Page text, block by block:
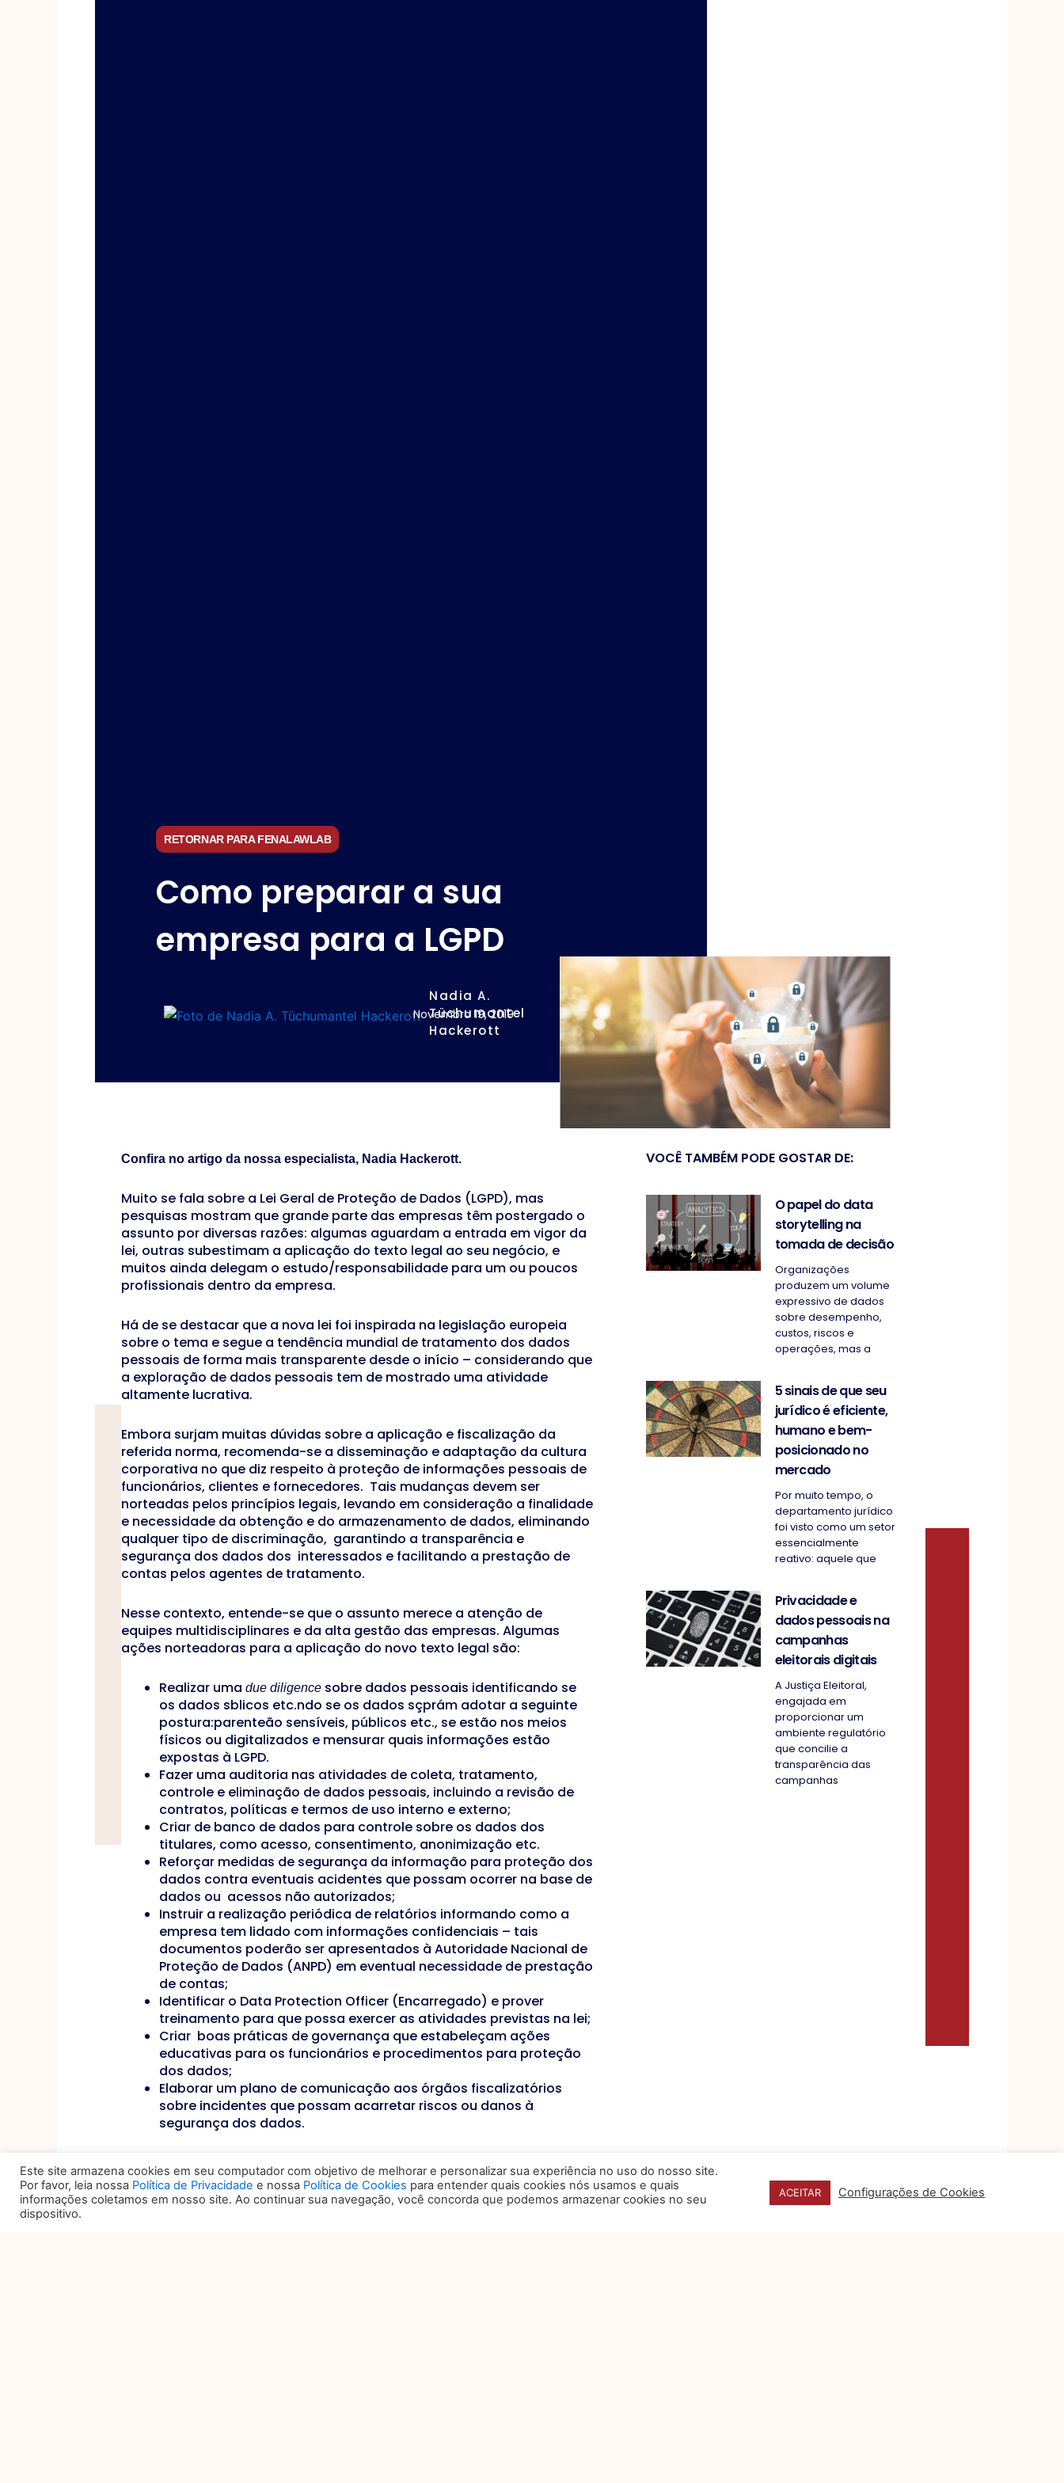
RETORNAR PARA FENALAWLAB
Como preparar a sua
empresa para a LGPD
Nadia A.
Tüchumantel
Hackerott
Novembro 19, 2019
Confira no artigo da nossa especialista, Nadia Hackerott.
Muito se fala sobre a Lei Geral de Proteção de Dados (LGPD), mas
pesquisas mostram que grande parte das empresas têm postergado o
assunto por diversas razões: algumas aguardam a entrada em vigor da
lei, outras subestimam a aplicação do texto legal ao seu negócio, e
muitos ainda delegam o estudo/responsabilidade para um ou poucos
profissionais dentro da empresa.
Há de se destacar que a nova lei foi inspirada na legislação europeia
sobre o tema e segue a tendência mundial de tratamento dos dados
pessoais de forma mais transparente desde o início – considerando que
a exploração de dados pessoais tem de mostrado uma atividade
altamente lucrativa.
Embora surjam muitas dúvidas sobre a aplicação e fiscalização da
referida norma, recomenda-se a disseminação e adaptação da cultura
corporativa no que diz respeito à proteção de informações pessoais de
funcionários, clientes e fornecedores. Tais mudanças devem ser
norteadas pelos princípios legais, levando em consideração a finalidade
e necessidade da obtenção e do armazenamento de dados, eliminando
qualquer tipo de discriminação, garantindo a transparência e
segurança dos dados dos interessados e facilitando a prestação de
contas pelos agentes de tratamento.
Nesse contexto, entende-se que o assunto merece a atenção de
equipes multidisciplinares e da alta gestão das empresas. Algumas
ações norteadoras para a aplicação do novo texto legal são:
Realizar umadue diligence sobre dados pessoais identificando se
os dados sblicos etc.ndo se os dados sçprám adotar a seguinte
postura:parenteão sensíveis, públicos etc., se estão nos meios
físicos ou digitalizados e mensurar quais informações estão
expostas à LGPD.
Fazer uma auditoria nas atividades de coleta, tratamento,
controle e eliminação de dados pessoais, incluindo a revisão de
contratos, políticas e termos de uso interno e externo;
Criar de banco de dados para controle sobre os dados dos
titulares, como acesso, consentimento, anonimização etc.
Reforçar medidas de segurança da informação para proteção dos
dados contra eventuais acidentes que possam ocorrer na base de
dados ou acessos não autorizados;
Instruir a realização periódica de relatórios informando como a
empresa tem lidado com informações confidenciais – tais
documentos poderão ser apresentados à Autoridade Nacional de
Proteção de Dados (ANPD) em eventual necessidade de prestação
de contas;
Identificar o Data Protection Officer (Encarregado) e prover
treinamento para que possa exercer as atividades previstas na lei;
Criar boas práticas de governança que estabeleçam ações
educativas para os funcionários e procedimentos para proteção
dos dados;
Elaborar um plano de comunicação aos órgãos fiscalizatórios
sobre incidentes que possam acarretar riscos ou danos à
segurança dos dados.
empresas afetadas poderão sofrer uma série de sanções, entre elas
uma multa diária de até 2% do faturamento, com limite a R$50 milhões,
bem como o bloqueio ou eliminação de dados tratados de maneira
VOCÊ TAMBÉM PODE GOSTAR DE:
O papel do data
storytelling na
tomada de decisão
Organizações
produzem um volume
expressivo de dados
sobre desempenho,
custos, riscos e
operações, mas a
5 sinais de que seu
jurídico é eficiente,
humano e bem-
posicionado no
mercado
Por muito tempo, o
departamento jurídico
foi visto como um setor
essencialmente
reativo: aquele que
Privacidade e
dados pessoais na
campanhas
eleitorais digitais
A Justiça Eleitoral,
engajada em
proporcionar um
ambiente regulatório
que concilie a
transparência das
campanhas
Este site armazena cookies em seu computador com objetivo de melhorar e personalizar sua experiência no uso do nosso site.
Por favor, leia nossa Política de Privacidade e nossa Política de Cookies para entender quais cookies nós usamos e quais
informações coletamos em nosso site. Ao continuar sua navegação, você concorda que podemos armazenar cookies no seu
dispositivo.
ACEITAR Configurações de Cookies